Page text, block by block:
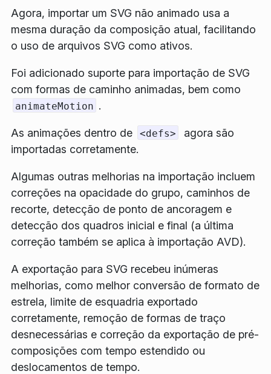
Agora, importar um SVG não animado usa a
mesma duração da composição atual, facilitando
o uso de arquivos SVG como ativos.
Foi adicionado suporte para importação de SVG
com formas de caminho animadas, bem como
animateMotion .
As animações dentro de <defs>
agora são
importadas corretamente.
Algumas outras melhorias na importação incluem
correções na opacidade do grupo, caminhos de
recorte, detecção de ponto de ancoragem e
detecção dos quadros inicial e final (a última
correção também se aplica à importação AVD).
A exportação para SVG recebeu inúmeras
melhorias, como melhor conversão de formato de
estrela, limite de esquadria exportado
corretamente, remoção de formas de traço
desnecessárias e correção da exportação de pré-
composições com tempo estendido ou
deslocamentos de tempo.